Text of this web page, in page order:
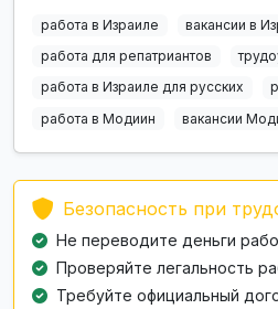
работа в Израиле
вакансии в
работа для репатриантов
работа в Израиле для русских
работа в Модиин
вакансии
Безопасность при
Не переводите деньги
Проверяйте легальность
Требуйте официальный